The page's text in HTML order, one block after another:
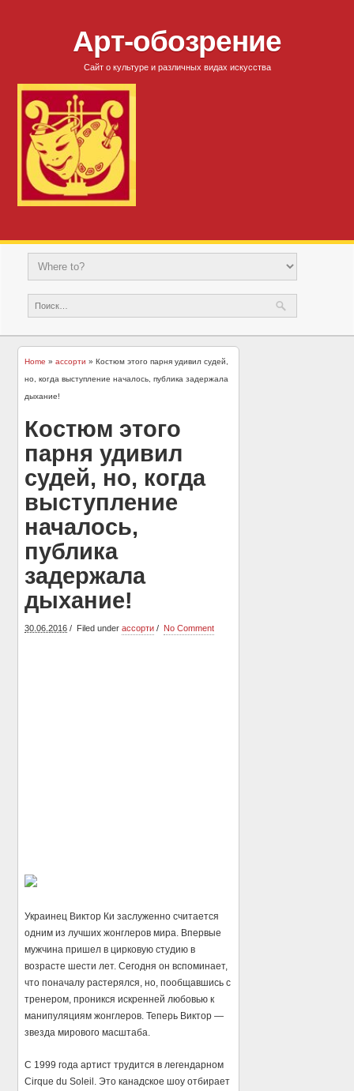
Арт-обозрение
Сайт о культуре и различных видах искусства
Home »ассорти » Костюм этого парня удивил судей,
но, когда выступление началось, публика задержала
дыхание!
Костюм этого
парня удивил
судей, но, когда
выступление
началось,
публика
задержала
дыхание!
30.06.2016 Filed underассорти No Comment
Украинец Виктор Ки заслуженно считается
одним из лучших жонглеров мира. Впервые
мужчина пришел в цирковую студию в
возрасте шести лет. Сегодня он вспоминает,
что поначалу растерялся, но, пообщавшись с
тренером, проникся искренней любовью к
манипуляциям жонглеров. Теперь Виктор —
звезда мирового масштаба.
С 1999 года артист трудится в легендарном
Cirque du Soleil. Это канадское шоу отбирает